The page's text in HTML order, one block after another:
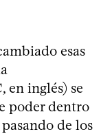
esas
en inglés) se
poder dentro
de los